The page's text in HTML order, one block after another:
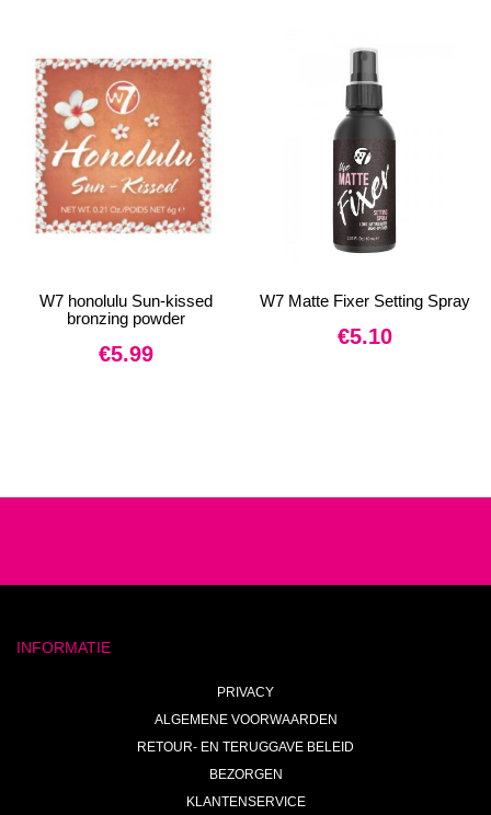
W7 honolulu Sun-kissed
bronzing powder
€5.99
W7 Matte Fixer Setting Spray
€5.10
INFORMATIE
PRIVACY
ALGEMENE VOORWAARDEN
RETOUR- EN TERUGGAVE BELEID
BEZORGEN
KLANTENSERVICE